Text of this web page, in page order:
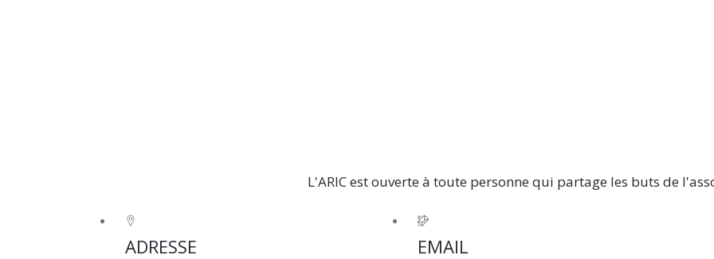
L'ARIC est ouverte à toute personne qui partage les buts de
ADRESSE EMAIL